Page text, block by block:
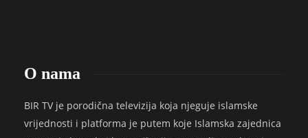
O nama
BIR TV je porodična televizija koja njeguje islamske
vrijednosti i platforma je putem koje Islamska zajednica